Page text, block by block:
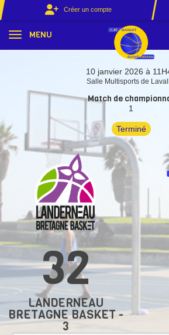
Créer un compte
MENU
10 janvier 2026 à
Salle Multisports de
Match de
1
Terminé
32
LANDERNEAU
BRETAGNE BASKET -
3
Panneau de gestion des cookies